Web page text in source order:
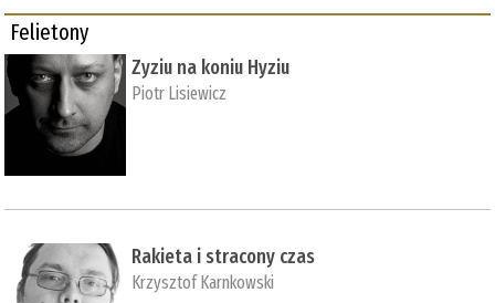
Felietony
Zyziu na koniu Hyziu
Piotr Lisiewicz
Rakieta i stracony czas
Krzysztof Karnkowski